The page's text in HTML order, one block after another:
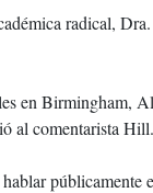
radical,
en Birmingham,
al comentarista Hill.
públicamente